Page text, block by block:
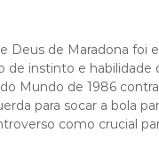
Deus de Maradona foi
de instinto e habilidade
Mundo de 1986
para socar a bola
como crucial